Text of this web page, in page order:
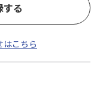
する
はこちら